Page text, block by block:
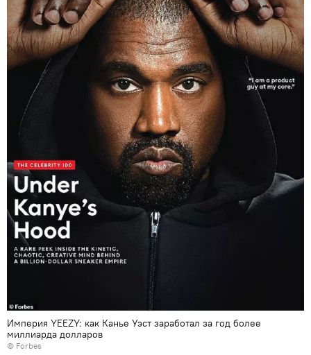
Империя YEEZY: как Канье Уэст заработал за год более
миллиарда долларов
© Forbes